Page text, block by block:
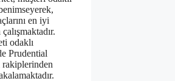
en iyi
odaklı
Prudential
rakiplerinden